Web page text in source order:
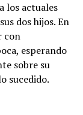
los actuales
dos hijos. En
con
esperando
sobre su
sucedido.